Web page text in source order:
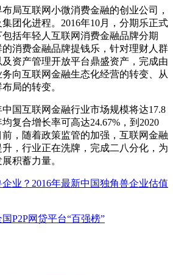
互联网小微消费金融的创业公司，
团化进程。2016年10月，分期乐正式
括年轻人互联网消费金融品牌分期
消费金融品牌提钱乐，针对理财人群
资产管理开放平台鼎盛资产，完成由
向互联网金融生态化经营的转变、从
局的转变。
互联网金融行业市场规模将达17.8
复合增长率可高达24.67%，到2020
，随着政策监管的加强，互联网金融
，行业正在洗牌，完成二八分化，为
积蓄力量。
业？2016年最新中国独角兽企业估值
国P2P网贷平台“百强榜”